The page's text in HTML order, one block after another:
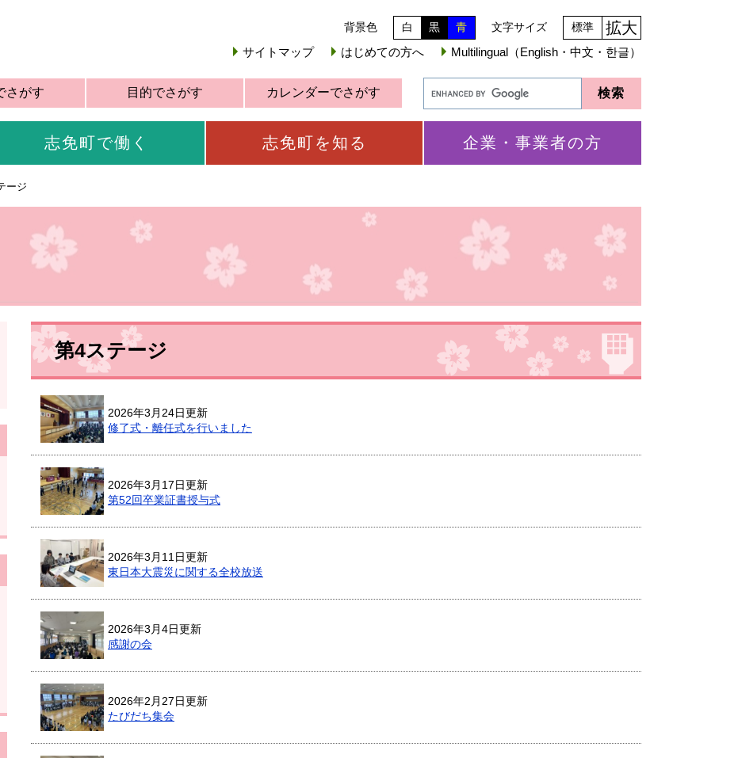
背景色 白 黒 青 文字サイズ 標準 拡大
サイトマップ はじめての方へ Multilingual（English・中文・한글）
さがす 目的でさがす カレンダーでさがす
志免町で働く 志免町を知る 企業・事業者の方
ージ
第4ステージ
2026年3月24日更新
修了式・離任式を行いました
2026年3月17日更新
第52回卒業証書授与式
2026年3月11日更新
東日本大震災に関する全校放送
2026年3月4日更新
感謝の会
2026年2月27日更新
たびだち集会